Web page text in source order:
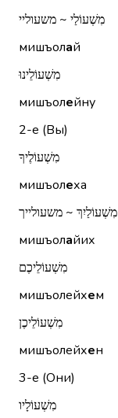
מִשְׁעוֹלַי ~ משעוליי
мишъолай
מִשְׁעוֹלֵינוּ
мишъолейну
2-е (Вы)
מִשְׁעוֹלֶיךָ
мишъолеха
מִשְׁעוֹלַיִךְ ~ משעולייך
мишъолайих
מִשְׁעוֹלֵיכֶם
мишъолейхем
מִשְׁעוֹלֵיכֶן
мишъолейхен
3-е (Они)
מִשְׁעוֹלָיו